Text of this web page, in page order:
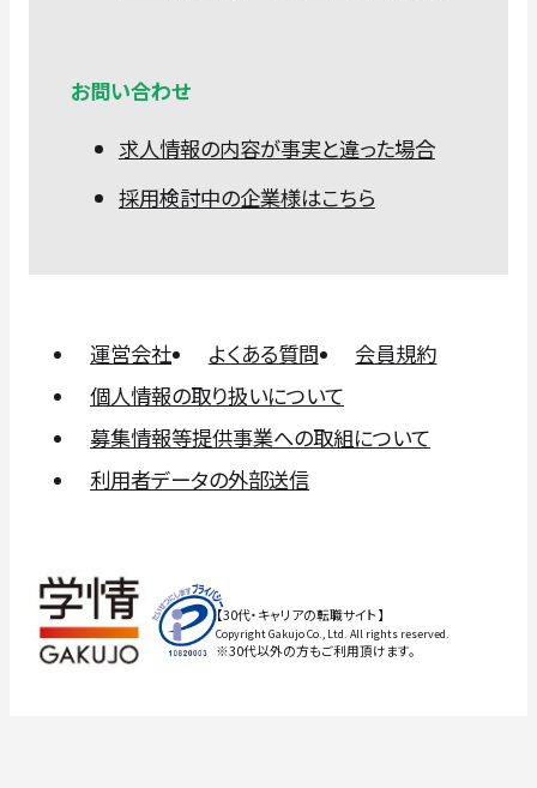
お問い合わせ
求人情報の内容が事実と違った場合
採用検討中の企業様はこちら
運営会社 よくある質問
会員規約
個人情報の取り扱いについて
募集情報等提供事業への取組について
利用者データの外部送信
【30代・キャリアの転職サイト】
Copyright Gakujo Co., Ltd. All rights reserved.
※30代以外の方もご利用頂けます。